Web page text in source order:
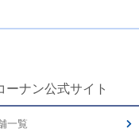
ーナン公式サイト
一覧